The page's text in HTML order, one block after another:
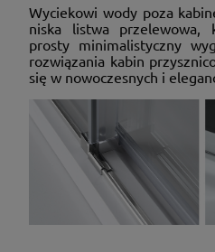
Wyciekowi wody poza
niska listwa przelewowa,
prosty minimalistyczny
rozwiązania kabin
się w nowoczesnych i